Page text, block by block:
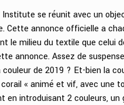
Institute se réunit avec un
Cette annonce officielle a
le milieu du textile que celui
annonce. Assez de
de 2019 ? Et-bien la
« animé et vif, avec une
en introduisant 2 couleurs,